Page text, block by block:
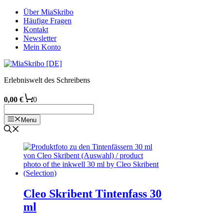
Zum
Inhalt
springen
Über MiaSkribo
Häufige Fragen
Kontakt
Newsletter
Mein Konto
Erlebniswelt des Schreibens
0,00 € 0
Menu
Cleo Skribent Tintenfass 30
ml